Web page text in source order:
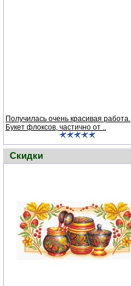
Получилась очень красивая работа.
Букет флоксов, частично от ..
Скидки